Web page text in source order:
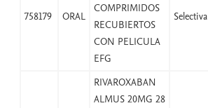
758179 ORAL
COMPRIMIDOS
RECUBIERTOS
CON PELICULA
EFG
Selectiva
RIVAROXABAN
ALMUS 20MG 28